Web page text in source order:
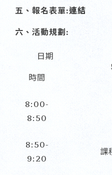
五、報名表單:連結
六、活動規劃:
日期
時間
8:00-
8:50
8:50-
9:20
課